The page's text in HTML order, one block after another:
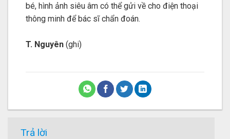
bé, hình ảnh siêu âm có thể gửi về cho điện thoại
thông minh để bác sĩ chẩn đoán.
T. Nguyên (ghi)
Trả lời